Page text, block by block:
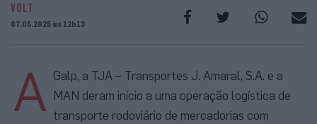
VOLT
07.05.2025 às 12h13
A Galp, a TJA – Transportes J. Amaral, S.A. e a
MAN deram início a uma operação logística de
transporte rodoviário de mercadorias com